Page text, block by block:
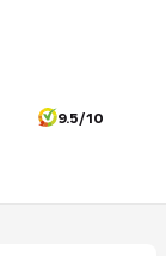
9.5/10